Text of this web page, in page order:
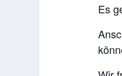
Es